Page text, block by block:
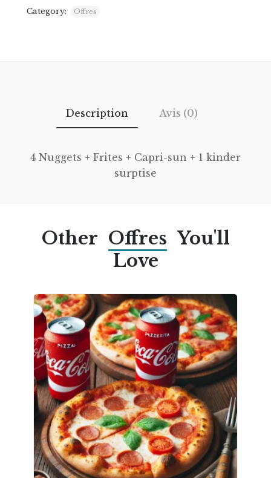
Category: Offres
Description Avis (0)
4 Nuggets + Frites + Capri-sun + 1 kinder
surptise
Other Offres You'll
Love